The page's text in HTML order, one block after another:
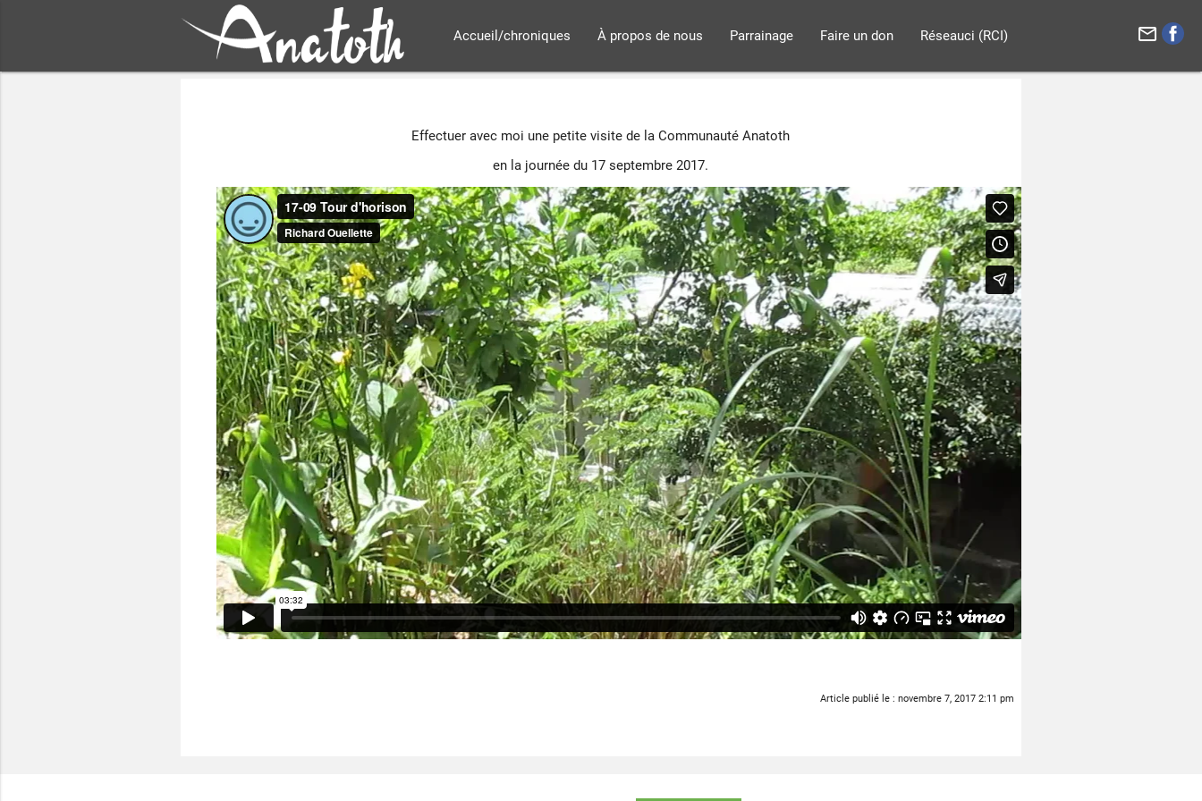
Accueil/chroniques À propos de nous Parrainage Faire un don Réseauci (RCI) mail_outline
Effectuer avec moi une petite visite de la Communauté Anatoth
en la journée du 17 septembre 2017.
Article publié le : novembre 7, 2017 2:11 pm